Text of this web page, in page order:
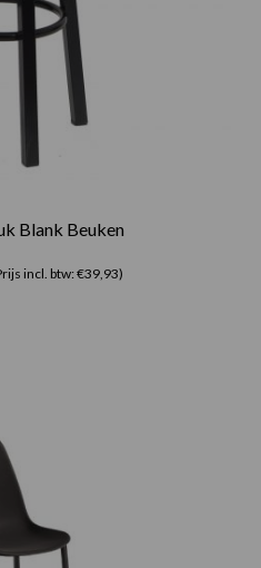
Blank Beuken
incl. btw: €39,93)